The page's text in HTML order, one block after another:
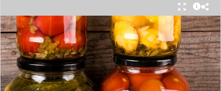
Каждый год, когда приходит пора богатого
урожая, я стараюсь сохранить максимум летних
витаминов. Закатки в банки — это, безусловно,
классика, которая никуда не уходит из нашей
жизни. Но современный подход к хранению
продуктов показывает, что есть и более простые,
быстрые и удобные способы.